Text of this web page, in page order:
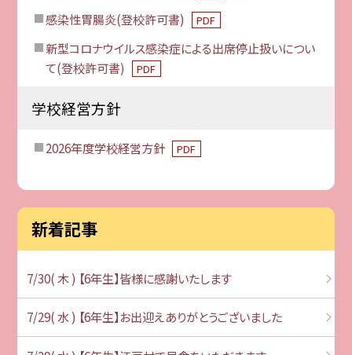
感染性胃腸炎(登校許可書)
PDF
新型コロナウイルス感染症による出席停止扱いについ
て(登校許可書)
PDF
学校経営方針
2026年度学校経営方針 PDF
新着記事
7/30( 木 ) 【6年生】皆様に感謝いたします
7/29( 水 ) 【6年生】お出迎えありがとうございました